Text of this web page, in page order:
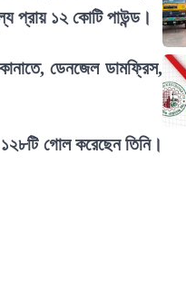
প্রায় ১২ কোটি পাউন্ড।
ডেনজেল ডামফ্রিস,
১২৮টি গোল করেছেন তিনি।